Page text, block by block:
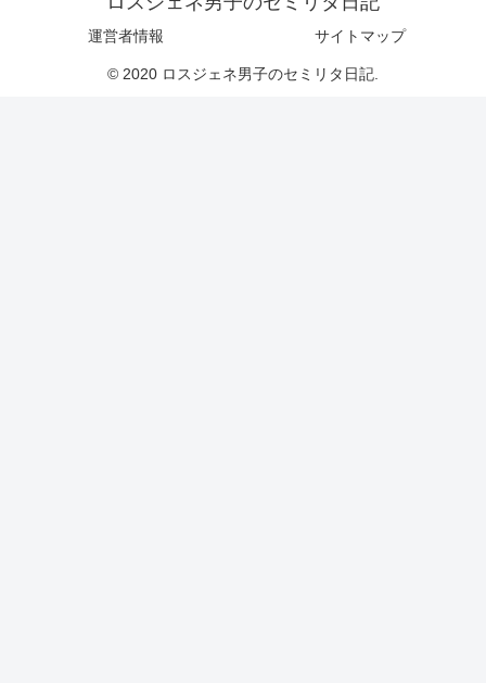
運営者情報 サイトマップ
© 2020 ロスジェネ男子のセミリタ日記.